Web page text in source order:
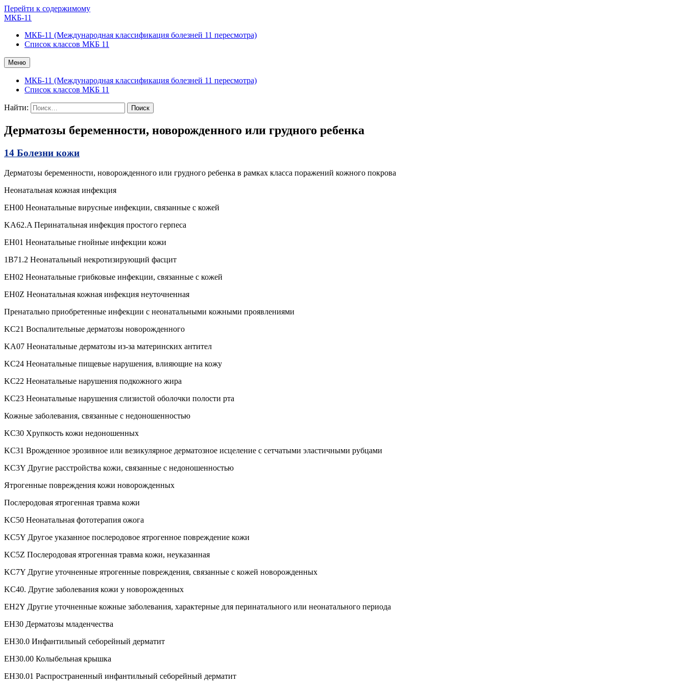
Перейти к содержимому
МКБ-11
МКБ-11 (Международная классификация болезней 11 пересмотра)
Список классов МКБ 11
Меню
МКБ-11 (Международная классификация болезней 11 пересмотра)
Список классов МКБ 11
Найти:
Дерматозы беременности, новорожденного или грудного ребенка
14 Болезни кожи
Дерматозы беременности, новорожденного или грудного ребенка в рамках класса поражений кожного покрова
Неонатальная кожная инфекция
EH00 Неонатальные вирусные инфекции, связанные с кожей
KA62.A Перинатальная инфекция простого герпеса
EH01 Неонатальные гнойные инфекции кожи
1B71.2 Неонатальный некротизирующий фасцит
EH02 Неонатальные грибковые инфекции, связанные с кожей
EH0Z Неонатальная кожная инфекция неуточненная
Пренатально приобретенные инфекции с неонатальными кожными проявлениями
KC21 Воспалительные дерматозы новорожденного
KA07 Неонатальные дерматозы из-за материнских антител
KC24 Неонатальные пищевые нарушения, влияющие на кожу
KC22 Неонатальные нарушения подкожного жира
KC23 Неонатальные нарушения слизистой оболочки полости рта
Кожные заболевания, связанные с недоношенностью
KC30 Хрупкость кожи недоношенных
KC31 Врожденное эрозивное или везикулярное дерматозное исцеление с сетчатыми эластичными рубцами
KC3Y Другие расстройства кожи, связанные с недоношенностью
Ятрогенные повреждения кожи новорожденных
Послеродовая ятрогенная травма кожи
KC50 Неонатальная фототерапия ожога
KC5Y Другое указанное послеродовое ятрогенное повреждение кожи
KC5Z Послеродовая ятрогенная травма кожи, неуказанная
KC7Y Другие уточненные ятрогенные повреждения, связанные с кожей новорожденных
KC40. Другие заболевания кожи у новорожденных
EH2Y Другие уточненные кожные заболевания, характерные для перинатального или неонатального периода
EH30 Дерматозы младенчества
EH30.0 Инфантильный себорейный дерматит
EH30.00 Колыбельная крышка
EH30.01 Распространенный инфантильный себорейный дерматит